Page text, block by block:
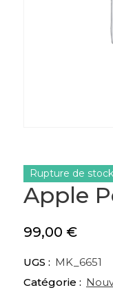
Apple
99,00 €
Rupture de stock
UGS : MK_6651
Catégorie :